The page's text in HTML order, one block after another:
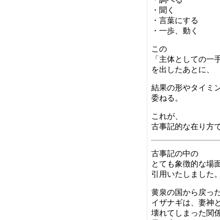
・聞く
・言葉にする
・一歩、動く
この
「主体としての一手
を出したあとに、
結果の形やタイミ
委ねる。
これが、
古事記的な在り方
古事記の中の
とても象徴的な場
引用いたしました。
黄泉の国から戻っ
イザナギは、妻神
壊れてしまった関